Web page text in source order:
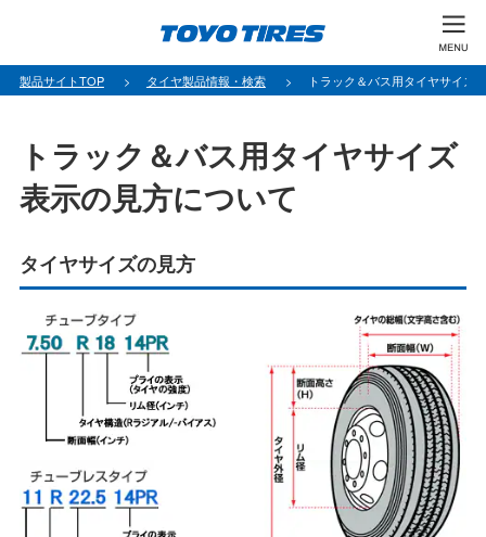
製品サイトTOP タイヤ製品情報・検索 トラック＆バス用タイヤサイズ
トラック＆バス用タイヤサイズ
表示の見方について
タイヤサイズの見方